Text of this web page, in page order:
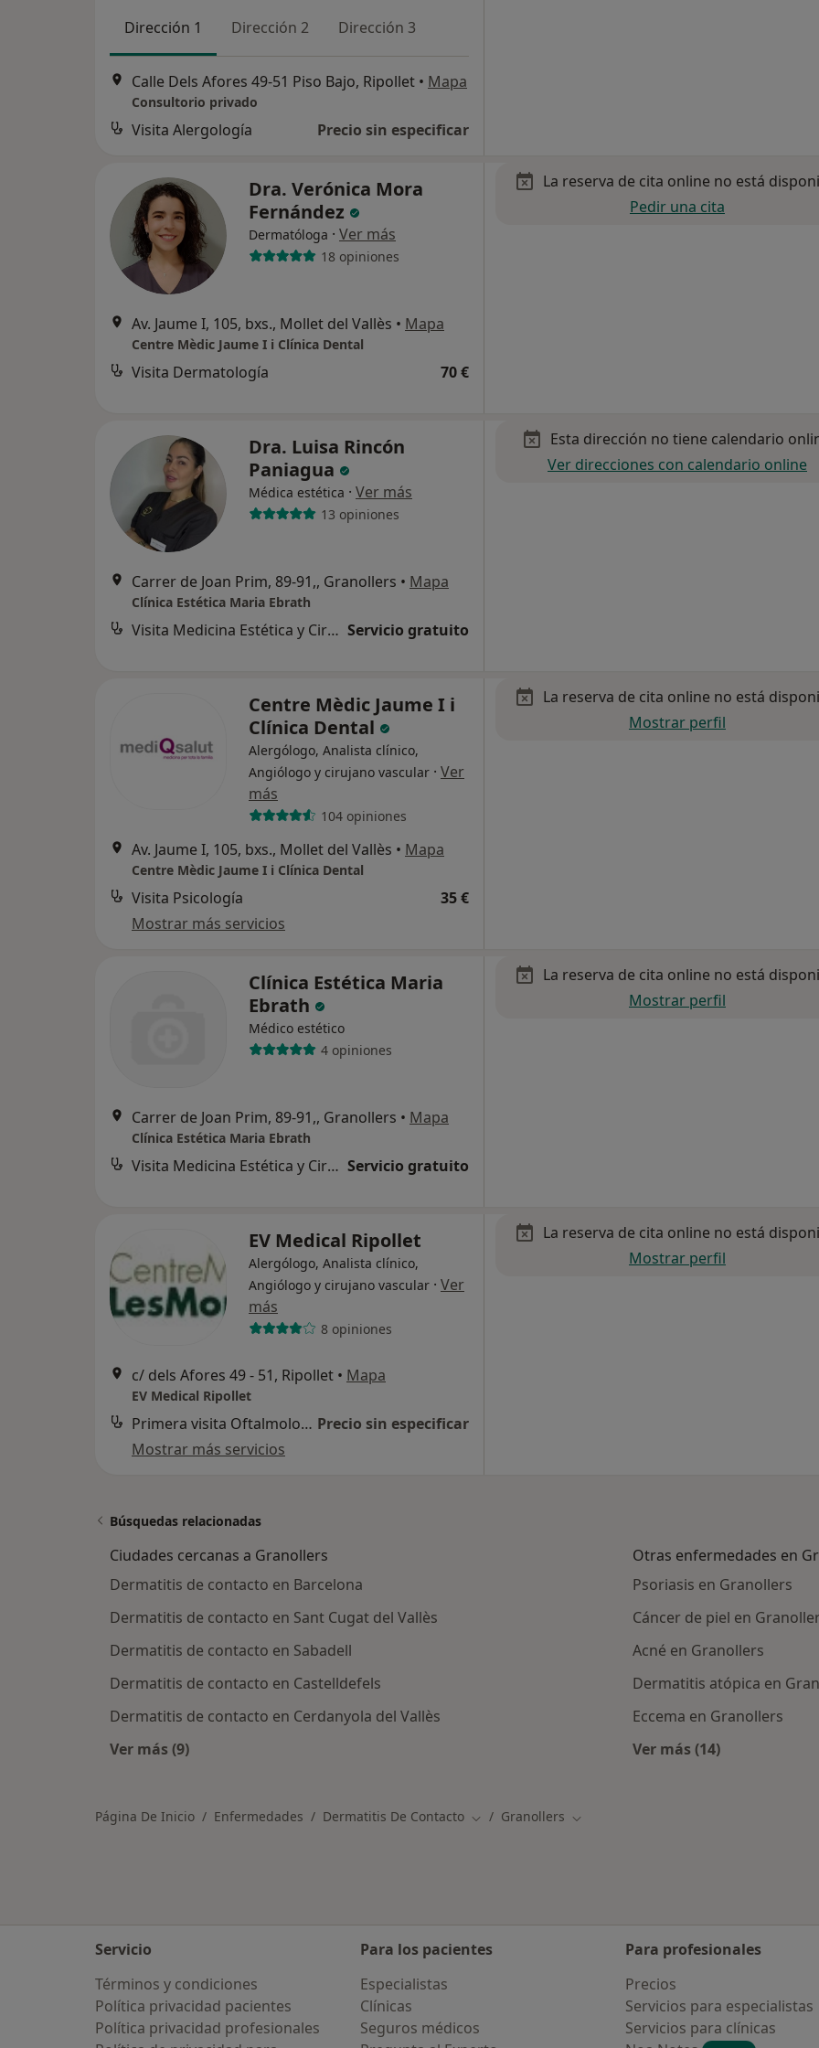
Dirección 1 Dirección 2 Dirección 3
Calle Dels Afores 49-51 Piso Bajo, Ripollet • Mapa
Consultorio privado
Visita Alergología Precio sin especificar
Dra. Verónica Mora
Fernández
Dermatóloga · Ver más
18 opiniones
Av. Jaume I, 105, bxs., Mollet del Vallès • Mapa
Centre Mèdic Jaume I i Clínica Dental
Visita Dermatología 70 €
La reserva de cita online no está
Pedir una cita
Dra. Luisa Rincón
Paniagua
Médica estética · Ver más
13 opiniones
Carrer de Joan Prim, 89-91,, Granollers • Mapa
Clínica Estética Maria Ebrath
Visita Medicina Estética y Cirugía Cosmética Servicio gratuito
Esta dirección no tiene calendario
Ver direcciones con calendario online
Centre Mèdic Jaume I i
Clínica Dental
Alergólogo, Analista clínico,
Angiólogo y cirujano vascular · Ver
más
104 opiniones
Av. Jaume I, 105, bxs., Mollet del Vallès • Mapa
Centre Mèdic Jaume I i Clínica Dental
Visita Psicología
35 €
Mostrar más servicios
La reserva de cita online no está
Mostrar perfil
Clínica Estética Maria
Ebrath
Médico estético
4 opiniones
Carrer de Joan Prim, 89-91,, Granollers • Mapa
Clínica Estética Maria Ebrath
Visita Medicina Estética y Cirugía Cosmética Servicio gratuito
La reserva de cita online no está
Mostrar perfil
EV Medical Ripollet
Alergólogo, Analista clínico,
Angiólogo y cirujano vascular · Ver
más
8 opiniones
c/ dels Afores 49 - 51, Ripollet • Mapa
EV Medical Ripollet
Primera visita Oftalmología Precio sin especificar
Mostrar más servicios
La reserva de cita online no está
Mostrar perfil
Búsquedas relacionadas
Ciudades cercanas a Granollers
Dermatitis de contacto en Barcelona
Dermatitis de contacto en Sant Cugat del Vallès
Dermatitis de contacto en Sabadell
Dermatitis de contacto en Castelldefels
Dermatitis de contacto en Cerdanyola del Vallès
Ver más (9)
Otras enfermedades en
Psoriasis en Granollers
Cáncer de piel en
Acné en Granollers
Dermatitis atópica en
Eccema en Granollers
Ver más (14)
Página De Inicio Enfermedades Dermatitis De Contacto Cambiar de ciudad
Granollers Cambiar de ciudad
Servicio
Términos y condiciones
Política privacidad pacientes
Política privacidad profesionales
Para los pacientes
Especialistas
Clínicas
Seguros médicos
Para profesionales
Precios
Servicios para especialistas
Servicios para clínicas